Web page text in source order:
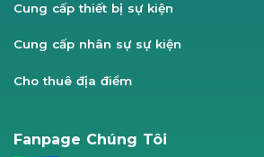
Cung cấp thiết bị sự kiện
Cung cấp nhân sự sự kiện
Cho thuê địa điểm
Fanpage Chúng Tôi